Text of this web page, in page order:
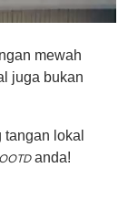
mewah
juga bukan
lokal
OOTDanda!